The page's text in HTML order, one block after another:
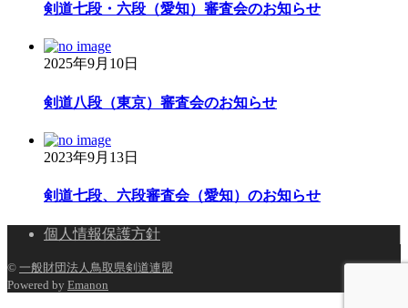
剣道七段・六段（愛知）審査会のお知らせ
2025年9月10日
剣道八段（東京）審査会のお知らせ
2023年9月13日
剣道七段、六段審査会（愛知）のお知らせ
個人情報保護方針
© 一般財団法人鳥取県剣道連盟
Powered by Emanon